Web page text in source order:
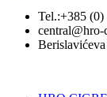
Tel.:+385 (0)
central@hro-